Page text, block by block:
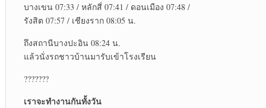
บางเขน 07:33 / หลักสี่ 07:41 / ดอนเมือง 07:48 /
รังสิต 07:57 / เชียงราก 08:05 น.
ถึงสถานีบางปะอิน 08:24 น.
แล้วนั่งรถชาวบ้านมารับเข้าโรงเรียน
???????
เราจะทำงานกันทั้งวัน